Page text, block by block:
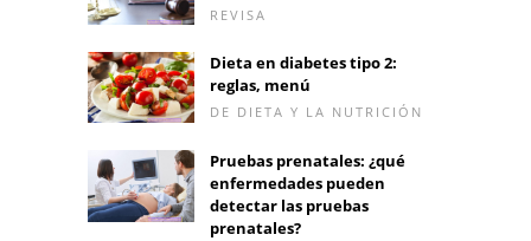
REVISA
Dieta en diabetes tipo 2:
reglas, menú
DE DIETA Y LA NUTRICIÓN
Pruebas prenatales: ¿qué
enfermedades pueden
detectar las pruebas
prenatales?